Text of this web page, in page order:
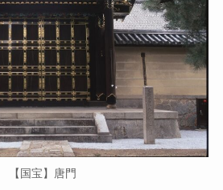
【国宝】唐門